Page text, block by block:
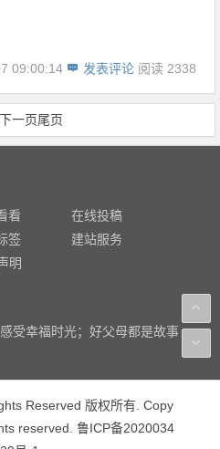
09:00:14 发表评论 阅读 2338
下一页尾页
看
在线投稿
签
建站服务
明
受幸福时光；好父母都是故事
Reserved 版权所有. Copy
reserved. 鲁ICP备2020034